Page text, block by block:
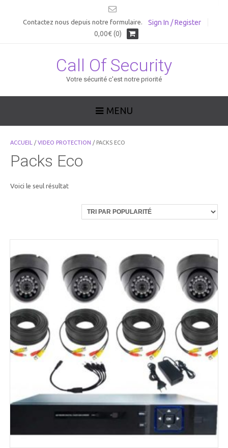
Contactez nous depuis notre formulaire.
Sign In / Register
0,00€ (0)
Call Of Security
Votre sécurité c'est notre priorité
MENU
ACCUEIL / VIDEO PROTECTION / PACKS ECO
Packs Eco
Voici le seul résultat